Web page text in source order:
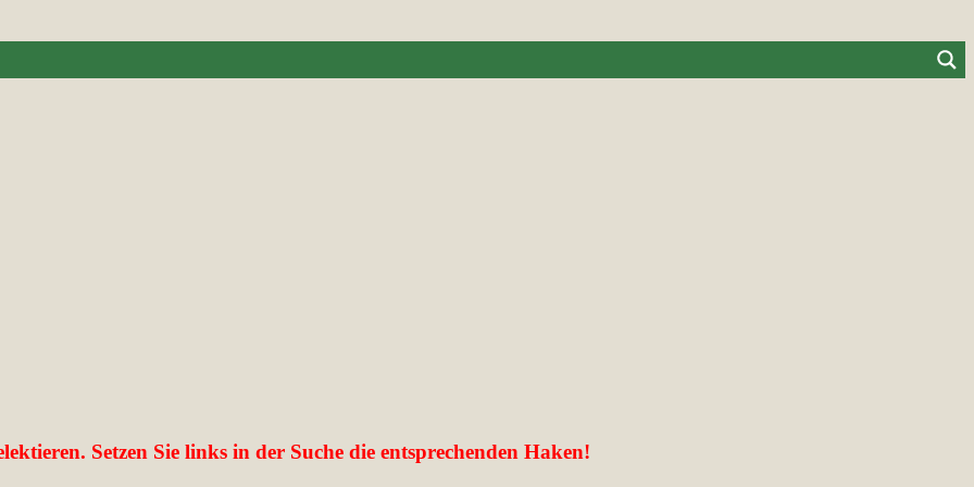
Setzen Sie links in der Suche die entsprechenden Haken!